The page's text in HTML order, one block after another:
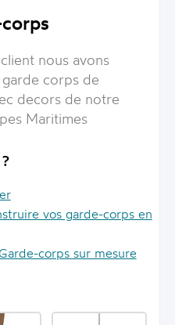
nous avons
corps de
decors de notre
Maritimes
vos garde-corps en
corps sur mesure